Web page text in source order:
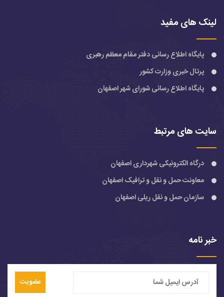
لینک های مفید
پایگاه اطلاع رسانی دفتر مقام معظم رهبری
پرتال خبری وزارت کشور
پایگاه اطلاع رسانی شورای شهر اصفهان
سایت های مرتبط
درگاه الکترونیکی شهرداری اصفهان
معاونت حمل و نقل و ترافیک اصفهان
سازمان حمل و نقل ریلی اصفهان
خبر نامه
عضویت